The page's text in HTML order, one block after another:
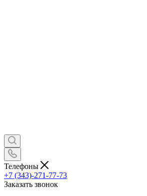
Телефоны
+7 (343)-271-77-73
Заказать звонок